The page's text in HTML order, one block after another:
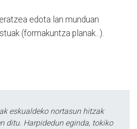
edota lan munduan
(formakuntza planak...).
eskualdeko nortasun hitzak
ditu. Harpidedun eginda, tokiko